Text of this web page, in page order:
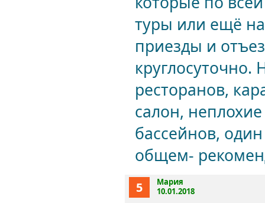
туры или ещё
приезды и
круглосуточно.
ресторанов,
салон,
бассейнов,
общем-
5
Мария
10.01.2018